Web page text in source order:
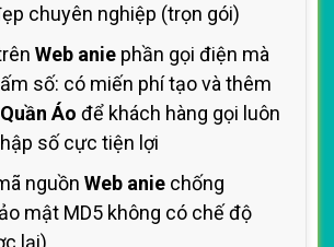
chuyên nghiệp (trọn gói)
Web anie phần gọi điện mà
số: có miến phí tạo và thêm
Áo để khách hàng gọi luôn
số cực tiện lợi
nguồn Web anie chống
mật MD5 không có chế độ
lại)